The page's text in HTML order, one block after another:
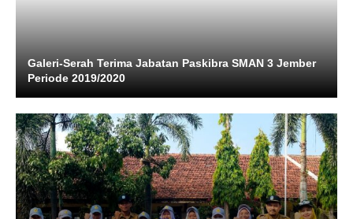
Galeri-Serah Terima Jabatan Paskibra SMAN 3 Jember
Periode 2019/2020